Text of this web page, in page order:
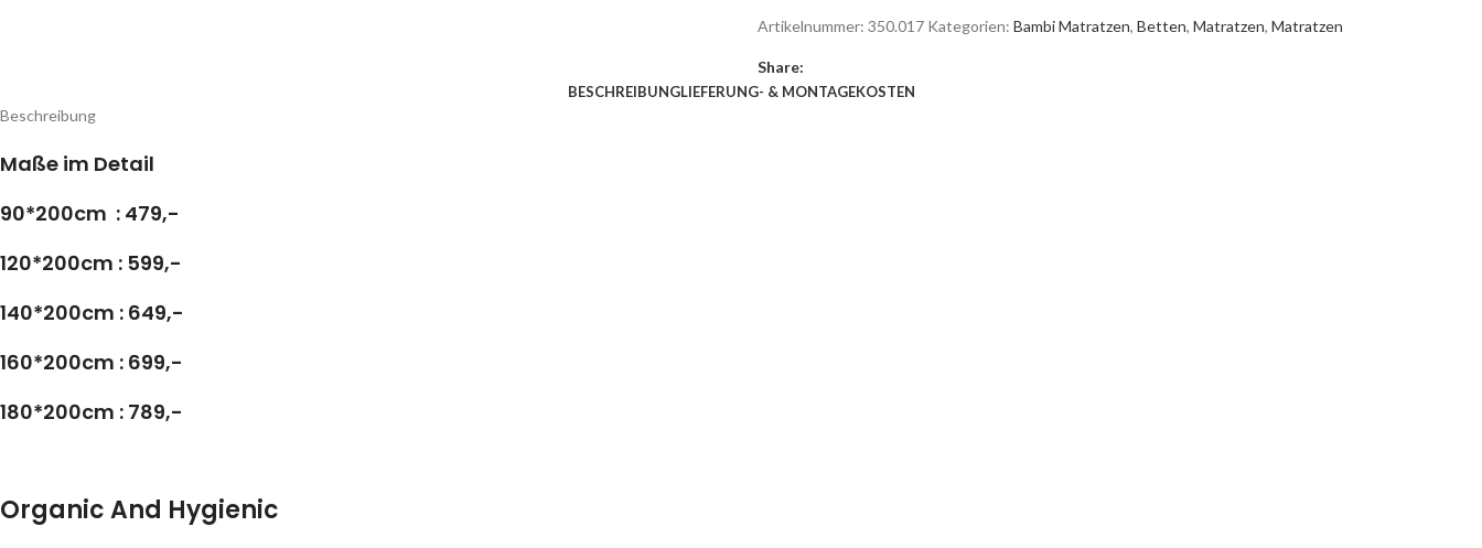
Artikelnummer: 350.017 Kategorien: Bambi Matratzen, Betten, Matratzen, Matratzen
Share:
BESCHREIBUNGLIEFERUNG- & MONTAGEKOSTEN
Beschreibung
Maße im Detail
90*200cm : 479,-
120*200cm : 599,-
140*200cm : 649,-
160*200cm : 699,-
180*200cm : 789,-
Organic And Hygienic